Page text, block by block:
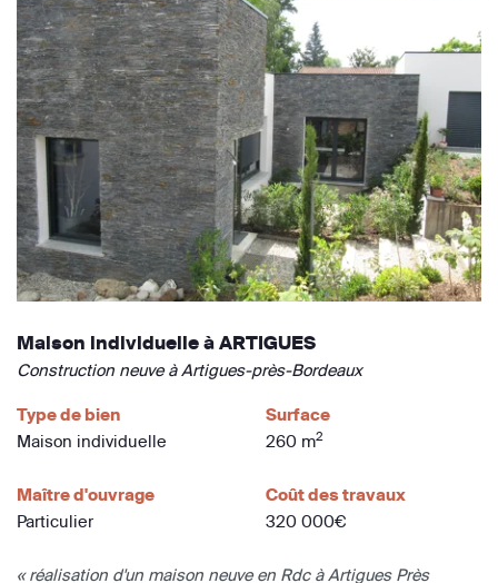
Maison individuelle à ARTIGUES
Construction neuve à Artigues-près-Bordeaux
Type de bien
Maison individuelle
Surface
260 m2
Maître d'ouvrage
Particulier
Coût des travaux
320 000€
« réalisation d'un maison neuve en Rdc à Artigues Près